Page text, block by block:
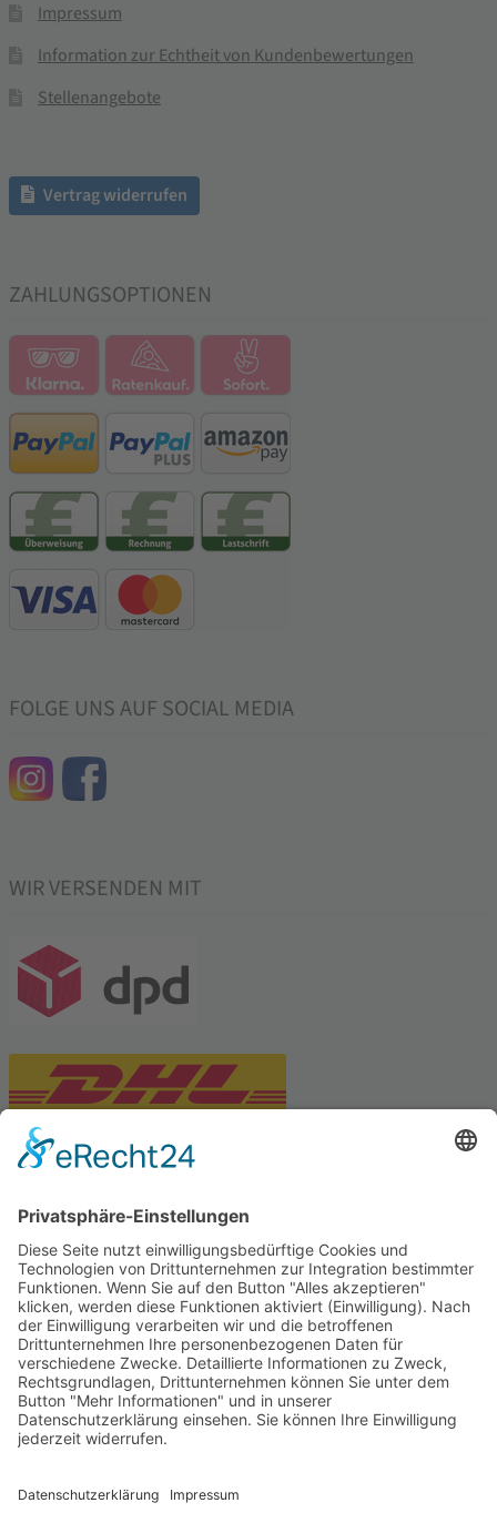
Impressum
Information zur Echtheit von Kundenbewertungen
Stellenangebote
Vertrag widerrufen
ZAHLUNGSOPTIONEN
FOLGE UNS AUF SOCIAL MEDIA
WIR VERSENDEN MIT
Tekal – Textile Lebensqualität
Exklusive moderne & Orientteppiche
Feuerwerk XXL
Pyrotechnik online bestellen
© Stadtmühle Waldenbuch 2026